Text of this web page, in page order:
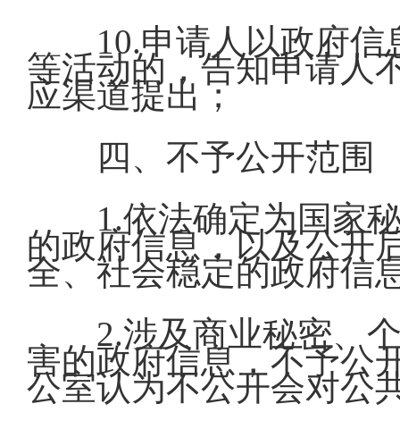
10.申请人以政府
等活动的，告知申请人
应渠道提出；
四、不予公开范围
1.依法确定为国家
的政府信息，以及公开
全、社会稳定的政府信
2.涉及商业秘密、
害的政府信息，不予公
公室认为不公开会对公